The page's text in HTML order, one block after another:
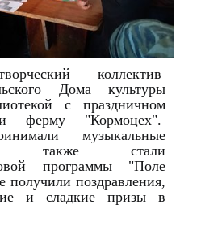
коллектив
Дома культуры
с праздничном
ферму "Кормоцех".
музыкальные
также стали
программы "Поле
получили поздравления,
и сладкие призы в